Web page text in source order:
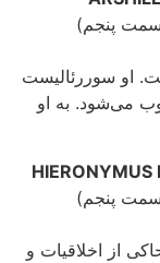
او سوررئالیست
می‌‌شود. به او
از اخلاقیات و